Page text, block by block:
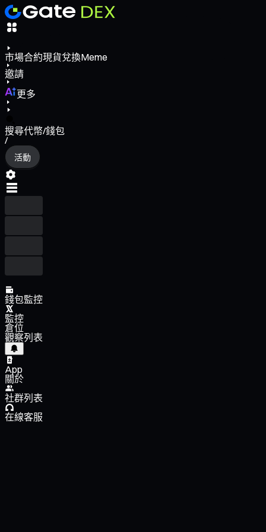
市場合約現貨兌換Meme
邀請
更多
搜尋代幣/錢包
/
活動
錢包監控
監控
倉位
觀察列表
App
關於
社群列表
在線客服